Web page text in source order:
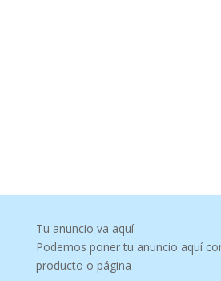
Tu anuncio va aquí
Podemos poner tu anuncio aquí
producto o página